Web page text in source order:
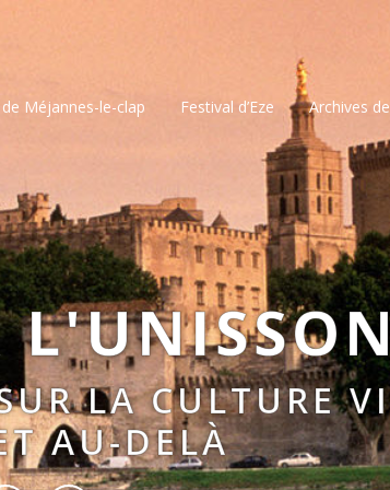
Méjannes-le-clap Festival d’Eze Archives
LA CULTURE
AU-DELÀ